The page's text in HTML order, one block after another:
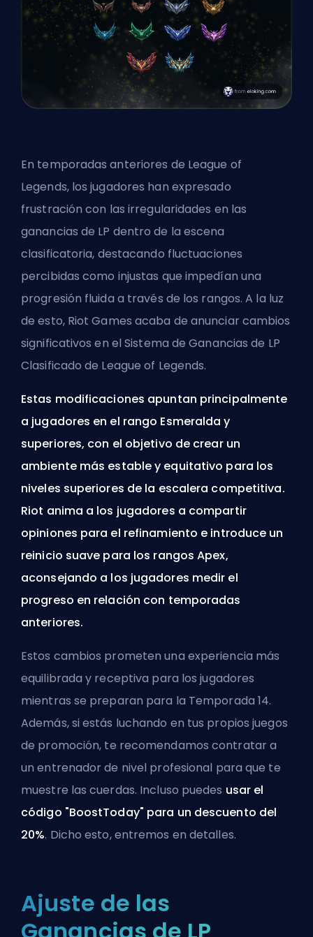
En temporadas anteriores de League of
Legends, los jugadores han expresado
frustración con las irregularidades en las
ganancias de LP dentro de la escena
clasificatoria, destacando fluctuaciones
percibidas como injustas que impedían una
progresión fluida a través de los rangos. A la luz
de esto, Riot Games acaba de anunciar cambios
significativos en el Sistema de Ganancias de LP
Clasificado de League of Legends.
Estas modificaciones apuntan principalmente
a jugadores en el rango Esmeralda y
superiores, con el objetivo de crear un
ambiente más estable y equitativo para los
niveles superiores de la escalera competitiva.
Riot anima a los jugadores a compartir
opiniones para el refinamiento e introduce un
reinicio suave para los rangos Apex,
aconsejando a los jugadores medir el
progreso en relación con temporadas
anteriores.
Estos cambios prometen una experiencia más
equilibrada y receptiva para los jugadores
mientras se preparan para la Temporada 14.
Además, si estás luchando en tus propiosjuegos
de promoción, te recomendamoscontratar a
un entrenador de nivel profesional para que te
muestre las cuerdas. Incluso puedes usar el
código "BoostToday" para un descuento del
20%. Dicho esto, entremos en detalles.
Ajuste de las